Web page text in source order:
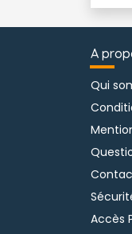
A
Qui
Accès